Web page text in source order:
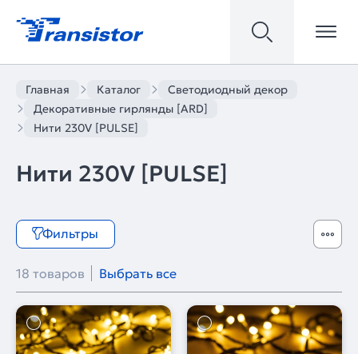
Главная Каталог
Светодиодный декор
Декоративные гирлянды [ARD]
Нити 230V [PULSE]
Нити 230V [PULSE]
Фильтры
18 товаров Выбрать все